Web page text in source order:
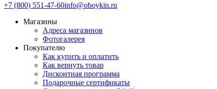
+7 (800) 551-47-60info@oboykin.ru
Магазины
Адреса магазинов
Фотогалерея
Покупателю
Как купить и оплатить
Как вернуть товар
Дисконтная программа
Подарочные сертификаты